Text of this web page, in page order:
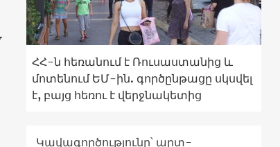
ՀՀ-ն հեռանում է Ռուսաստանից և
մոտենում ԵՄ-ին. գործընթացը սկսվել
է, բայց հեռու է վերջնակետից
Կավագործությունը՝ արտ-